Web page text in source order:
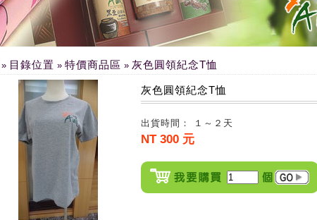
» 目錄位置 » 特價商品區 » 灰色圓領紀念T恤
灰色圓領紀念T恤
出貨時間： １～２天
NT 300 元